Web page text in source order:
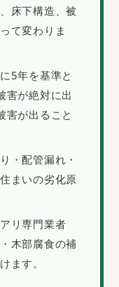
床下構造、被
て変わりま
5年を基準と
が絶対に出
が出ること
・配管漏れ・
まいの劣化原
リ専門業者
木部腐食の補
ます。